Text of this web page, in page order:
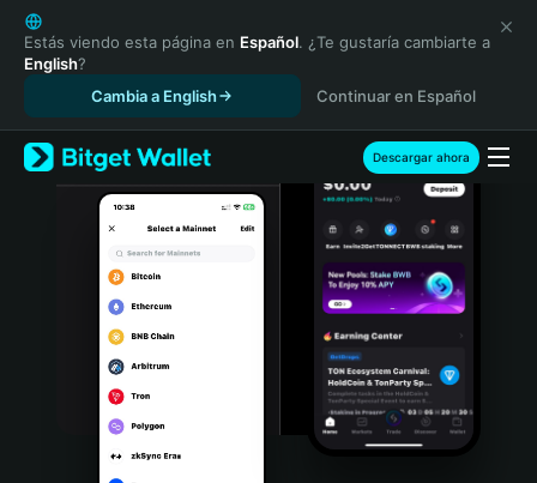
English
日本語
Tiếng Việt
Español (Latinoamérica)
Türkçe
Italiano
Português (Portugal)
Bahasa Indonesia
Estás viendo esta página en Español. ¿Te gustaría cambiarte a
English?
Cambia a English
Continuar en Español
Descargar ahora